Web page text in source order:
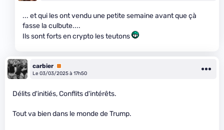
... et qui les ont vendu une petite semaine avant que çà
fasse la culbute....
Ils sont forts en crypto les teutons
carbier Premium
Le 03/03/2025 à 17h50
Délits d'initiés, Conflits d'intérêts.
Tout va bien dans le monde de Trump.